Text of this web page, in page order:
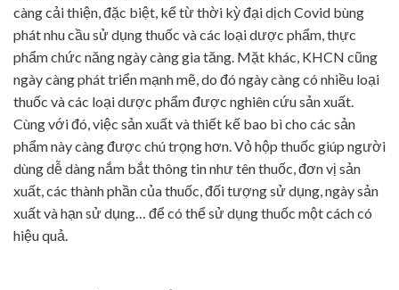
càng cải thiện, đặc biệt, kể từ thời kỳ đại dịch Covid bùng
phát nhu cầu sử dụng thuốc và các loại dược phẩm, thực
phẩm chức năng ngày càng gia tăng. Mặt khác, KHCN cũng
ngày càng phát triển mạnh mẽ, do đó ngày càng có nhiều loại
thuốc và các loại dược phẩm được nghiên cứu sản xuất.
Cùng với đó, việc sản xuất và thiết kế bao bì cho các sản
phẩm này càng được chú trọng hơn. Vỏ hộp thuốc giúp người
dùng dễ dàng nắm bắt thông tin như tên thuốc, đơn vị sản
xuất, các thành phần của thuốc, đối tượng sử dụng, ngày sản
xuất và hạn sử dụng… để có thể sử dụng thuốc một cách có
hiệu quả.